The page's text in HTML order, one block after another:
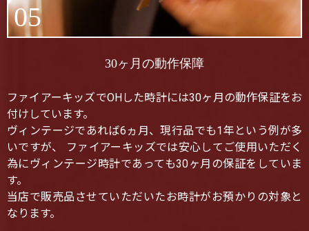
05
30ヶ月の動作保障
ファイアーキッズでOHした時計には30ヶ月の動作保証をお
付けしています。
ヴィンテージであれば6ヵ月、現行品でも1年という例が多
いですが、 ファイアーキッズでは安心してご使用いただく
為にヴィンテージ時計であっても30ヶ月の保証をしていま
す。
当店で販売品させていただいたお時計がお預かりの対象と
なります。